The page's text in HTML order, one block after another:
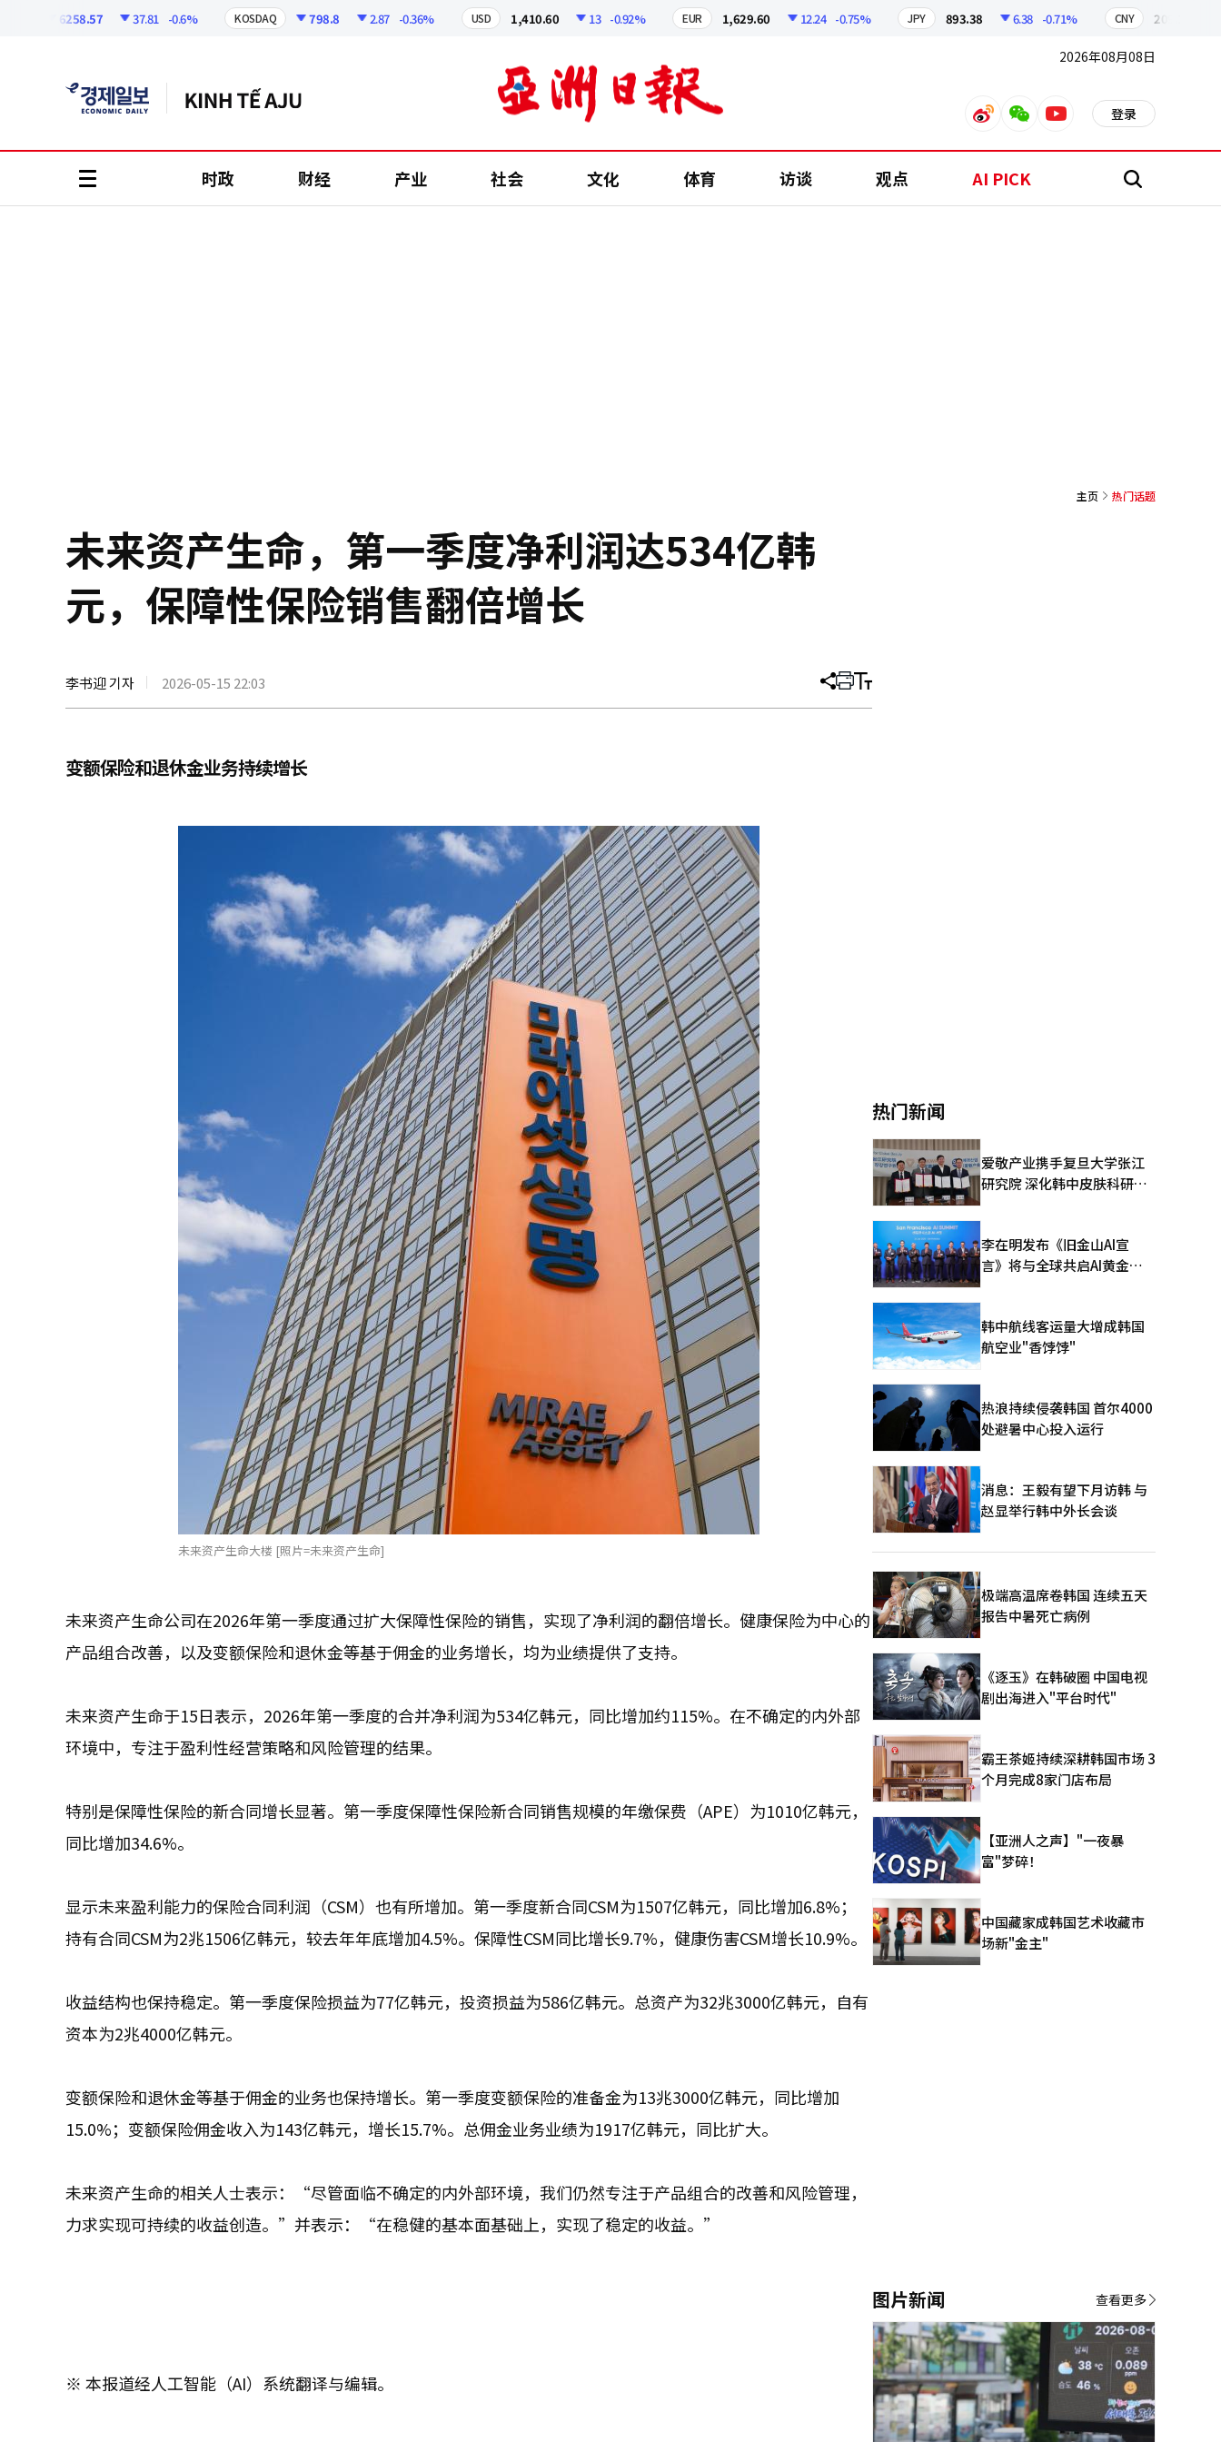
6258.57 37.81 -0.6% KOSDAQ 798.8 2.87 -0.36% USD 1,410.60 13 -0.92% EUR 1,629.60 12.24 -0.75% JPY 893.38 6.38 -0.71% CNY 209.17
2026年08月08日
weiboweixinyoutube 登录
时政 财经 产业 社会 文化 体育 访谈 观点 AI PICK 搜
主页 热门话题
未来资产生命，第一季度净利润达534亿韩
元，保障性保险销售翻倍增长
李书迎 기자 2026-05-15 22:03 分
文
打 调
大
变额保险和退休金业务持续增长
未来资产生命大楼 [照片=未来资产生命]
未来资产生命公司在2026年第一季度通过扩大保障性保险的销售，实现了净利润的翻倍增长。健康保险为中心的
产品组合改善，以及变额保险和退休金等基于佣金的业务增长，均为业绩提供了支持。
未来资产生命于15日表示，2026年第一季度的合并净利润为534亿韩元，同比增加约115%。在不确定的内外部
环境中，专注于盈利性经营策略和风险管理的结果。
特别是保障性保险的新合同增长显著。第一季度保障性保险新合同销售规模的年缴保费（APE）为1010亿韩元，
同比增加34.6%。
显示未来盈利能力的保险合同利润（CSM）也有所增加。第一季度新合同CSM为1507亿韩元，同比增加6.8%；
持有合同CSM为2兆1506亿韩元，较去年年底增加4.5%。保障性CSM同比增长9.7%，健康伤害CSM增长10.9%。
收益结构也保持稳定。第一季度保险损益为77亿韩元，投资损益为586亿韩元。总资产为32兆3000亿韩元，自有
资本为2兆4000亿韩元。
变额保险和退休金等基于佣金的业务也保持增长。第一季度变额保险的准备金为13兆3000亿韩元，同比增加
15.0%；变额保险佣金收入为143亿韩元，增长15.7%。总佣金业务业绩为1917亿韩元，同比扩大。
未来资产生命的相关人士表示：“尽管面临不确定的内外部环境，我们仍然专注于产品组合的改善和风险管理，
力求实现可持续的收益创造。”并表示：“在稳健的基本面基础上，实现了稳定的收益。”
※ 本报道经人工智能（AI）系统翻译与编辑。
热门新闻
爱敬产业携手复旦大学张江
研究院 深化韩中皮肤科研合
李在明发布《旧金山AI宣
言》将与全球共启AI黄金时
韩中航线客运量大增成韩国
航空业"香饽饽"
热浪持续侵袭韩国 首尔4000
处避暑中心投入运行
消息：王毅有望下月访韩 与
赵显举行韩中外长会谈
极端高温席卷韩国 连续五天
报告中暑死亡病例
《逐玉》在韩破圈 中国电视
剧出海进入"平台时代"
霸王茶姬持续深耕韩国市场 3
个月完成8家门店布局
【亚洲人之声】"一夜暴
富"梦碎！
中国藏家成韩国艺术收藏市
场新"金主"
图片新闻 查看更多